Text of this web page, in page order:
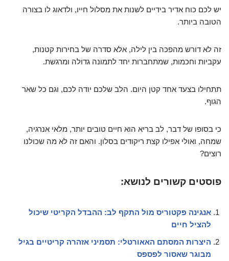
יש לכם כוח אדיר בידיים לשנות את מסלול חייו, ולדאוג לו בצורה
הטובה ביותר.
זה לא דורש מהפכה בין לילה, אלא סדרה של בחירות קטנות,
עקביות וחכמות, שמתחברות יחד לתמונה גדולה ומרגשת.
תתחילו בצעד אחד קטן היום. הלב שלכם יודה לכם, וגם כל שאר
הגוף.
כי בסופו של דבר, לב בריא הוא חיים טובים יותר, מלאי אנרגיה,
שמחה, ואולי אפילו קצת ריקודים בסלון. והאם זה לא מה שכולנו
רוצים?
פוסטים קשורים לנושא:
אנגינה פקטוריס מול התקף לב: ההבדל הקריטי שיכול
להציל חיים
היצרות המסתם האאורטלי: תסמיני אזהרה קריטיים בגיל
מבוגר שאסור לפספס